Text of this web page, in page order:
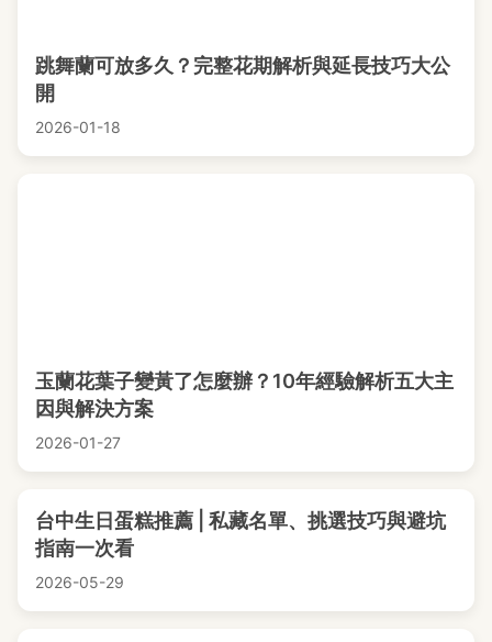
跳舞蘭可放多久？完整花期解析與延長技巧大公
開
2026-01-18
玉蘭花葉子變黃了怎麼辦？10年經驗解析五大主
因與解決方案
2026-01-27
台中生日蛋糕推薦 | 私藏名單、挑選技巧與避坑
指南一次看
2026-05-29